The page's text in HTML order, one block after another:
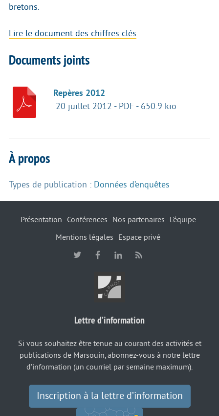
bretons.
Lire le document des chiffres clés
Documents joints
Repères 2012
20 juillet 2012 - PDF - 650.9 kio
À propos
Types de publication : Données d’enquêtes
Présentation Conférences Nos partenaires
L’équipe
Mentions légales
Espace privé
Lettre d’information
Si vous souhaitez être tenue au courant des activités et
publications de Marsouin, abonnez-vous à notre lettre
d’information (un courriel par semaine maximum).
Inscription à la lettre d’information